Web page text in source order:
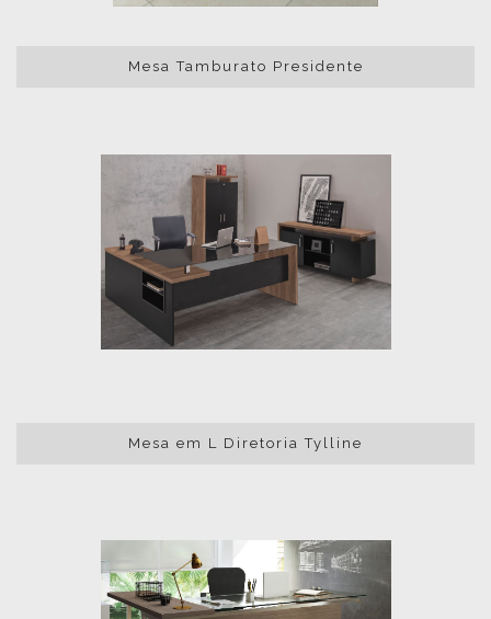
Mesa Tamburato Presidente
Mesa em L Diretoria Tylline